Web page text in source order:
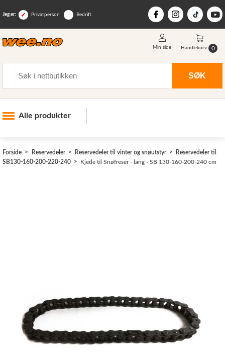
Jeg er: Privatperson Bedrift
SØK
Min side Handlekurv 0
Alle produkter
Skogsutstyr
Kundeservice
Leasing
Forside Reservedeler Reservedeler til vinter og snøutstyr
Reservedeler til
SB130-160-200-220-240
Kjede til Snøfreser - lang - SB 130-160-200-240 cm